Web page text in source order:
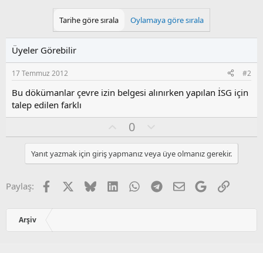
e
r
Tarihe göre sırala Oylamaya göre sırala
Üyeler Görebilir
17 Temmuz 2012 #2
Bu dökümanlar çevre izin belgesi alınırken yapılan İSG için
talep edilen farklı
y
l
a
0
l
u
m
u
z
o
l
Yanıt yazmak için giriş yapmanız veya üye olmanız gerekir.
Paylaş: Facebook BlueskyLinkedInWhatsApp
Telegram
E-postaGoogleLink
Arşiv